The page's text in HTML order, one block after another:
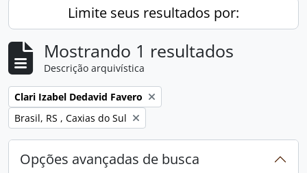
Limite seus resultados por:
Mostrando 1 resultados
Descrição arquivística
Remover filtro:
Clari Izabel Dedavid Favero
Remover filtro:
Brasil, RS , Caxias do Sul
Opções avançadas de busca